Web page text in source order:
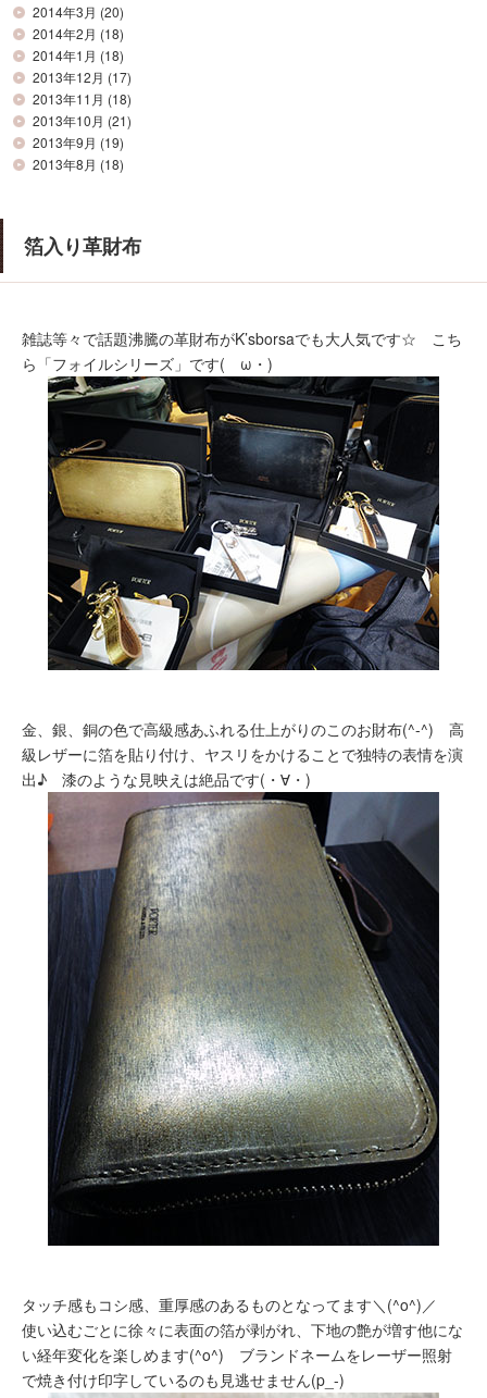
2014年3月 (20)
2014年2月 (18)
2014年1月 (18)
2013年12月 (17)
2013年11月 (18)
2013年10月 (21)
2013年9月 (19)
2013年8月 (18)
箔入り革財布
雑誌等々で話題沸騰の革財布がK’sborsaでも大人気です☆ こち
ら「フォイルシリーズ」です(ゝω・)
金、銀、銅の色で高級感あふれる仕上がりのこのお財布(^-^) 高
級レザーに箔を貼り付け、ヤスリをかけることで独特の表情を演
出♪ 漆のような見映えは絶品です(・∀・)
タッチ感もコシ感、重厚感のあるものとなってます＼(^o^)／
使い込むごとに徐々に表面の箔が剥がれ、下地の艶が増す他にな
い経年変化を楽しめます(^o^) ブランドネームをレーザー照射
で焼き付け印字しているのも見逃せません(p_-)